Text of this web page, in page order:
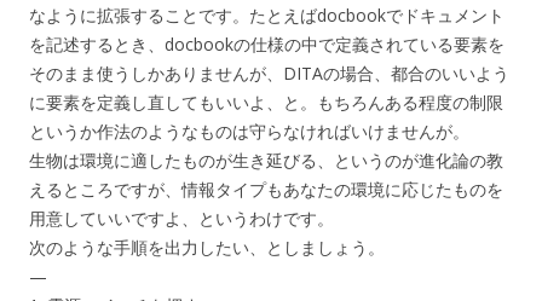
なように拡張することです。たとえばdocbookでドキュメント
を記述するとき、docbookの仕様の中で定義されている要素を
そのまま使うしかありませんが、DITAの場合、都合のいいよう
に要素を定義し直してもいいよ、と。もちろんある程度の制限
というか作法のようなものは守らなければいけませんが。
生物は環境に適したものが生き延びる、というのが進化論の教
えるところですが、情報タイプもあなたの環境に応じたものを
用意していいですよ、というわけです。
次のような手順を出力したい、としましょう。
—